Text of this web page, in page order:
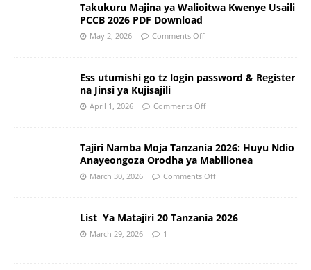
Takukuru Majina ya Walioitwa Kwenye Usaili
PCCB 2026 PDF Download
May 2, 2026 Comments Off
Ess utumishi go tz login password & Register
na Jinsi ya Kujisajili
April 1, 2026 Comments Off
Tajiri Namba Moja Tanzania 2026: Huyu Ndio
Anayeongoza Orodha ya Mabilionea
March 30, 2026 Comments Off
List Ya Matajiri 20 Tanzania 2026
March 29, 2026 1